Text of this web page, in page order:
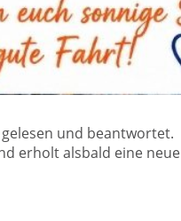
und beantwortet.
erholt alsbald eine neue